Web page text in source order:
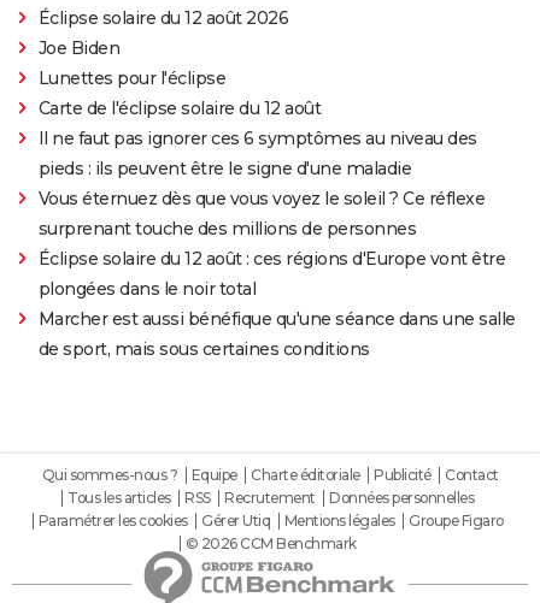
Éclipse solaire du 12 août 2026
Joe Biden
Lunettes pour l'éclipse
Carte de l'éclipse solaire du 12 août
Il ne faut pas ignorer ces 6 symptômes au niveau des
pieds : ils peuvent être le signe d'une maladie
Vous éternuez dès que vous voyez le soleil ? Ce réflexe
surprenant touche des millions de personnes
Éclipse solaire du 12 août : ces régions d'Europe vont être
plongées dans le noir total
Marcher est aussi bénéfique qu'une séance dans une salle
de sport, mais sous certaines conditions
Qui sommes-nous ? Equipe Charte éditoriale Publicité
Contact
Tous les articles
RSS Recrutement
Données personnelles
Paramétrer les cookies
Gérer Utiq Mentions légales
Groupe Figaro
© 2026 CCM Benchmark